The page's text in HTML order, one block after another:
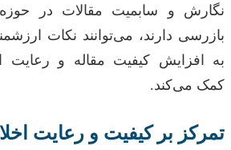
نگارش و سابمیت مقالات در
بازرسی دارند، می‌توانند نکات
به افزایش کیفیت مقاله و رعایت
کمک می‌کند.
تمرکز بر کیفیت و رعایت